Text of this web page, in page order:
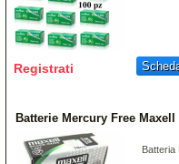
Registrati
Batterie Mercury Free Maxell
Batteria